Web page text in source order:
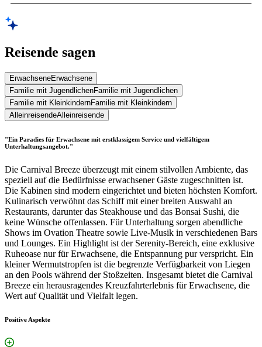
Reisende sagen
ErwachseneErwachsene
Familie mit JugendlichenFamilie mit Jugendlichen
Familie mit KleinkindernFamilie mit Kleinkindern
AlleinreisendeAlleinreisende
"Ein Paradies für Erwachsene mit erstklassigem Service und vielfältigem
Unterhaltungsangebot."
Die Carnival Breeze überzeugt mit einem stilvollen Ambiente, das
speziell auf die Bedürfnisse erwachsener Gäste zugeschnitten ist.
Die Kabinen sind modern eingerichtet und bieten höchsten Komfort.
Kulinarisch verwöhnt das Schiff mit einer breiten Auswahl an
Restaurants, darunter das Steakhouse und das Bonsai Sushi, die
keine Wünsche offenlassen. Für Unterhaltung sorgen abendliche
Shows im Ovation Theatre sowie Live-Musik in verschiedenen Bars
und Lounges. Ein Highlight ist der Serenity-Bereich, eine exklusive
Ruheoase nur für Erwachsene, die Entspannung pur verspricht. Ein
kleiner Wermutstropfen ist die begrenzte Verfügbarkeit von Liegen
an den Pools während der Stoßzeiten. Insgesamt bietet die Carnival
Breeze ein herausragendes Kreuzfahrterlebnis für Erwachsene, die
Wert auf Qualität und Vielfalt legen.
Positive Aspekte